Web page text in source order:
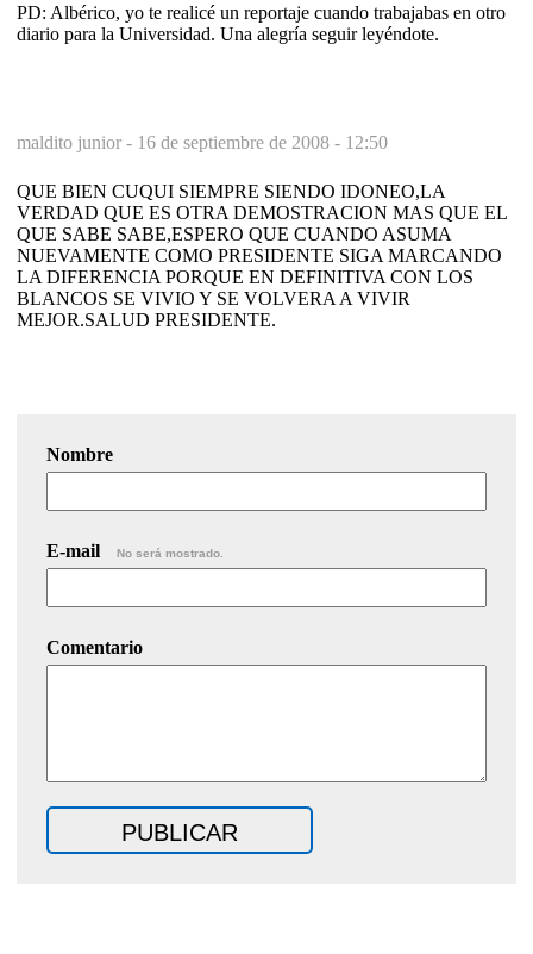
PD: Albérico, yo te realicé un reportaje cuando trabajabas en otro
diario para la Universidad. Una alegría seguir leyéndote.
maldito junior - 16 de septiembre de 2008 - 12:50
QUE BIEN CUQUI SIEMPRE SIENDO IDONEO,LA
VERDAD QUE ES OTRA DEMOSTRACION MAS QUE EL
QUE SABE SABE,ESPERO QUE CUANDO ASUMA
NUEVAMENTE COMO PRESIDENTE SIGA MARCANDO
LA DIFERENCIA PORQUE EN DEFINITIVA CON LOS
BLANCOS SE VIVIO Y SE VOLVERA A VIVIR
MEJOR.SALUD PRESIDENTE.
Nombre
E-mail No será mostrado.
Comentario